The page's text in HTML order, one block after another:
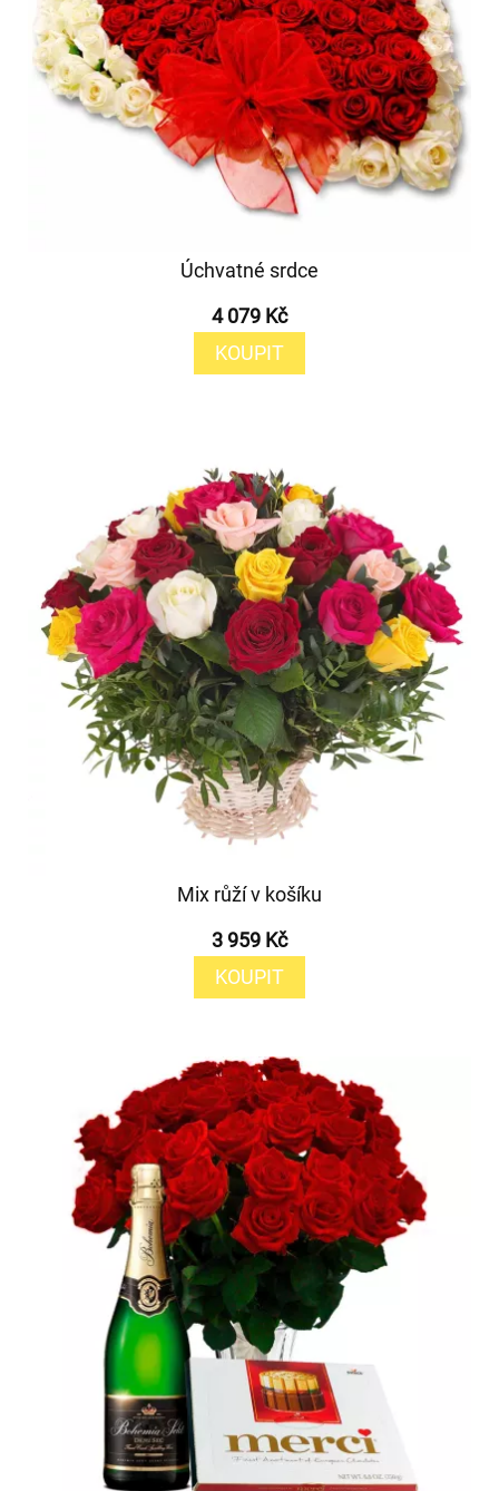
Úchvatné srdce
4 079 Kč
KOUPIT
Mix růží v košíku
3 959 Kč
KOUPIT